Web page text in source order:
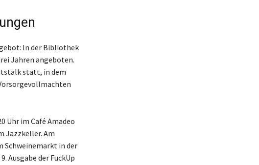
In der Bibliothek
Jahren angeboten.
statt, in dem
Uhr im Café Amadeo
Jazzkeller. Am
Schweinemarkt in der
Ausgabe der FuckUp